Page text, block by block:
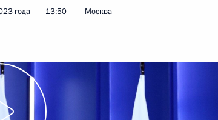
года, суббота
к гражданам России
года 13:50 Москва